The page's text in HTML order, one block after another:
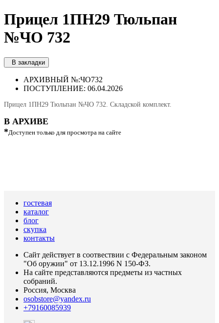
Прицел 1ПН29 Тюльпан
№ЧО 732
В закладки
АРХИВНЫЙ №:ЧО732
ПОСТУПЛЕНИЕ: 06.04.2026
Прицел 1ПН29 Тюльпан №ЧО 732. Складской комплект.
В АРХИВЕ
*Доступен только для просмотра на сайте
гостевая
каталог
блог
скупка
контакты
Сайт действует в соотвествии с Федеральным законом
"Об оружии" от 13.12.1996 N 150-ФЗ.
На сайте представляются предметы из частных
собраний.
Россия, Москва
osobstore@yandex.ru
+79160085939